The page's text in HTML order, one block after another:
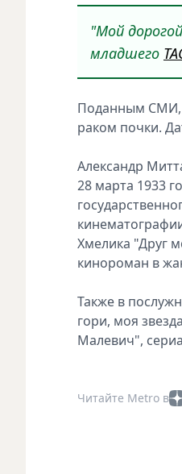
"Мой
младшего
Поданным СМИ,
раком почки.
Александр
28 марта 1933
Хмелика "Друг
кинороман в
Также в
гори, моя
Малевич",
Читайте Metro в